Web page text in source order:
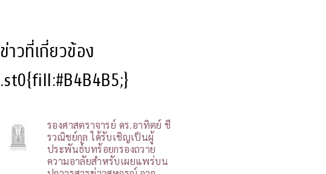
ข่าวที่เกี่ยวข้อง
.st0{fill:#B4B4B5;}
รองศาสตราจารย์ ดร.อาทิตย์ ชี
รวณิชย์กุล ได้รับเชิญเป็นผู้
ประพันธ์บทร้อยกรองถวาย
ความอาลัยสำหรับเผยแพร่บน